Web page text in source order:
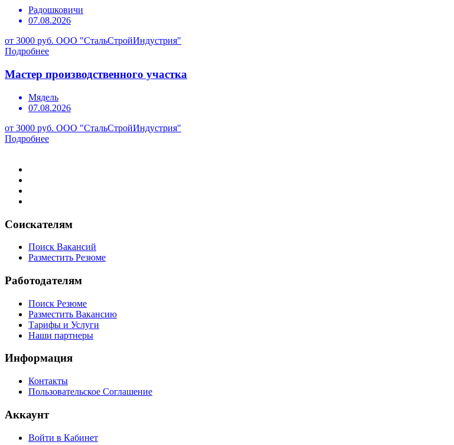
Радошковичи
07.08.2026
от 3000 руб. ООО "СтальСтройИндустрия"
Подробнее
Мастер производственного участка
Мядель
07.08.2026
от 3000 руб. ООО "СтальСтройИндустрия"
Подробнее
Соискателям
Поиск Вакансий
Разместить Резюме
Работодателям
Поиск Резюме
Разместить Вакансию
Тарифы и Услуги
Наши партнеры
Информация
Контакты
Пользовательское Соглашение
Аккаунт
Войти в Кабинет